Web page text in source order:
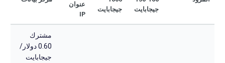
جيجابايت
جيجابايت
عنوان
IP
مشترك
0.60 دولار/
جيجابايت